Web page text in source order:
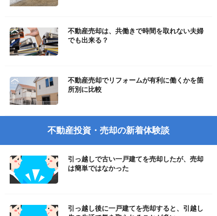
不動産売却は、共働きで時間を取れない夫婦
でも出来る？
不動産売却でリフォームが有利に働くかを箇
所別に比較
不動産投資・売却の新着体験談
引っ越しで古い一戸建てを売却したが、売却
は簡単ではなかった
引っ越し後に一戸建てを売却すると、引越し